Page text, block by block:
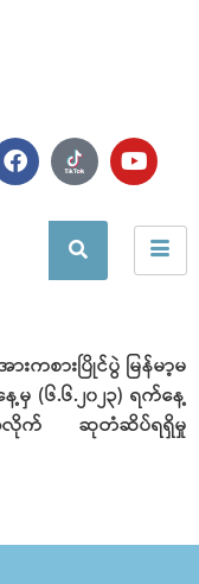
ကစားပြိုင်ပွဲ မြန်မာ့မ
မှ (၆.၆.၂၀၂၃) ရက်နေ့
းအလိုက် ဆုတံဆိပ်ရရှိမှု